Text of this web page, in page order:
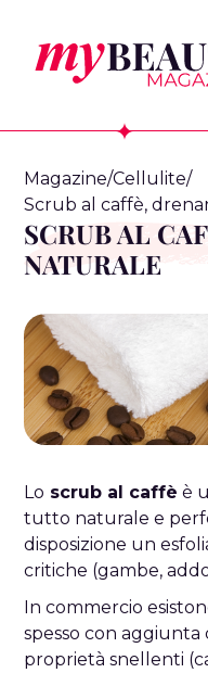
Magazine/Cellulite/
Scrub al caffè,
SCRUB AL
NATURALE
Lo scrub al caffè è
tutto naturale e
disposizione un
critiche (gambe,
In commercio
spesso con
proprietà snellenti